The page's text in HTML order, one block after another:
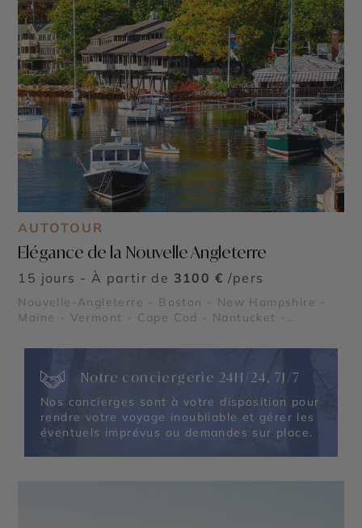
AUTOTOUR
Elégance de la Nouvelle Angleterre
15 jours - À partir de 3100 € /pers
Nouvelle-Angleterre - Boston - New Hampshire -
Maine - Vermont - Cape Cod - Nantucket -
National Acadia - White Mountains
Notre conciergerie 24H/24, 7J/7
Nos concierges sont à votre disposition pour
rendre votre voyage inoubliable et gérer les
éventuels imprévus ou demandes sur place.